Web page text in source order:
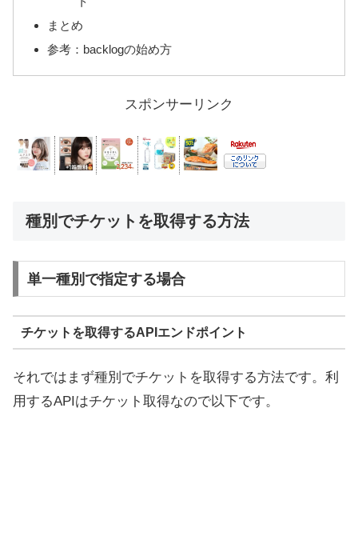
まとめ
参考：backlogの始め方
スポンサーリンク
種別でチケットを取得する方法
単一種別で指定する場合
チケットを取得するAPIエンドポイント
それではまず種別でチケットを取得する方法です。利
用するAPIはチケット取得なので以下です。